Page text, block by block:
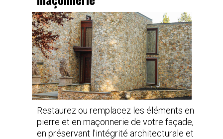
Restaurez ou remplacez les éléments en
pierre et en maçonnerie de votre façade,
en préservant l'intégrité architecturale et